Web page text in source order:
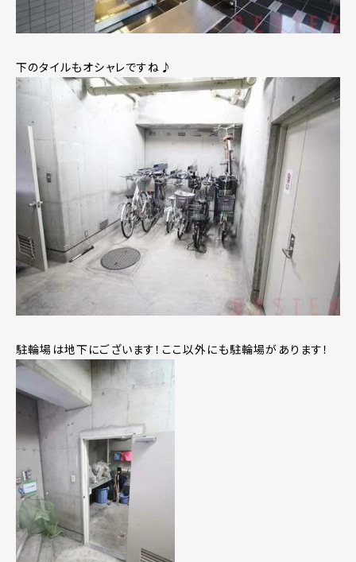
下のタイルもオシャレですね♪
駐輪場は地下にございます！ここ以外にも駐輪場があります！